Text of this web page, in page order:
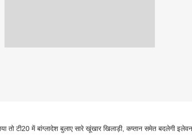
तो टी20 में बांग्लादेश बुलाए सारे खूंखार खिलाड़ी, कप्तान समेत बदलेगी इलेवन